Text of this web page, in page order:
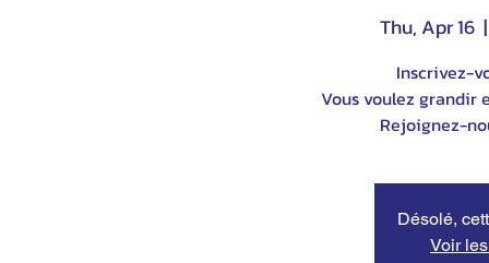
Thu, Apr 16
Inscrivez-
Vous voulez grandir
Désolé,
Voir